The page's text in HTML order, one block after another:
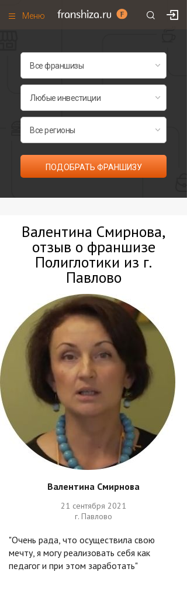
Меню
Франшизы по категориям
ПОДОБРАТЬ ФРАНШИЗУ
Валентина Смирнова,
отзыв о франшизе
Полиглотики из г.
Павлово
Валентина Смирнова
21 сентября 2021
г. Павлово
"Очень рада, что осуществила свою
мечту, я могу реализовать себя как
педагог и при этом заработать"